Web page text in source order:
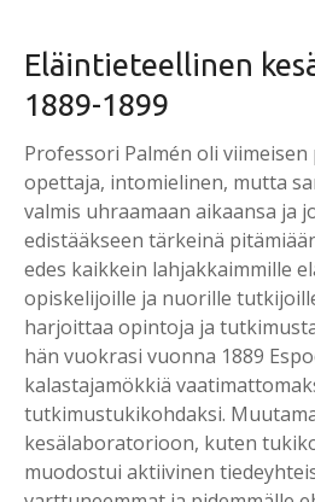
Eläin­tie­teel­li­nen
1889-1899
Professori Palmén oli viimeisen
opettaja, intomielinen, mutta
valmis uhraamaan aikaansa ja
edistääkseen tärkeinä
edes kaikkein lahjakkaimmille
opiskelijoille ja nuorille
harjoittaa opintoja ja
hän vuokrasi vuonna 1889
kalastajamökkiä
tutkimustukikohdaksi.
kesälaboratorioon, kuten
muodostui aktiivinen